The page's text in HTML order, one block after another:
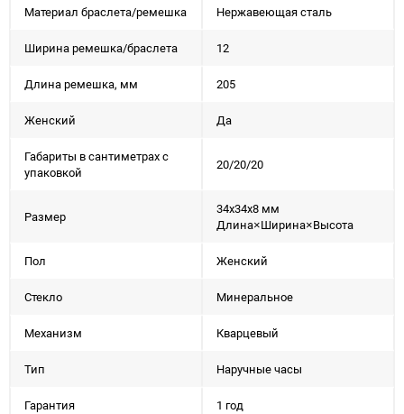
Материал браслета/ремешка Нержавеющая сталь
Ширина ремешка/браслета 12
Длина ремешка, мм 205
Женский Да
Габариты в сантиметрах с
упаковкой
20/20/20
Размер
34x34x8 мм
Длина×Ширина×Высота
Пол Женский
Стекло Минеральное
Механизм Кварцевый
Тип Наручные часы
Гарантия 1 год